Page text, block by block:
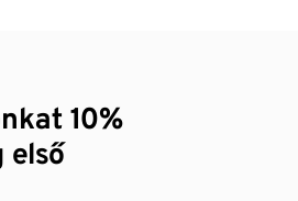
10%
első